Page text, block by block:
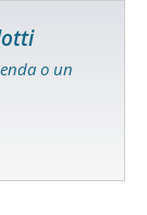
o un